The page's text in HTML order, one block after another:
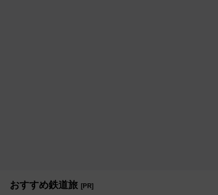
おすすめ鉄道旅 [PR]